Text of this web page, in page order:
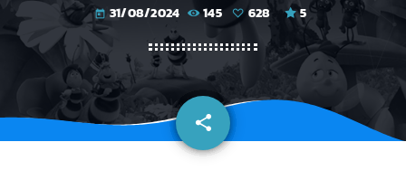
today 31/08/2024 145 628 5
share
email